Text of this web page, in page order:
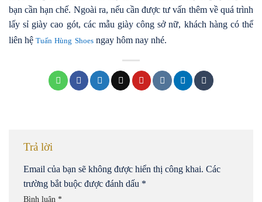
bạn cần hạn chế. Ngoài ra, nếu cần được tư vấn thêm về quá trình
lấy sỉ giày cao gót, các mẫu giày công sở nữ, khách hàng có thể
liên hệ Tuấn Hùng Shoesngay hôm nay nhé.
Trả lời
Email của bạn sẽ không được hiển thị công khai. Các
trường bắt buộc được đánh dấu *
Bình luận *